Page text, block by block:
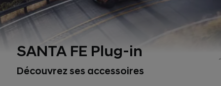
SANTA FE Plug-in
Découvrez ses accessoires